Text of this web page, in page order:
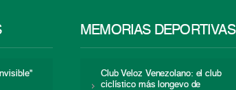
MEMORIAS DEPORTIVAS
Club Veloz Venezolano: el club
ciclístico más longevo de